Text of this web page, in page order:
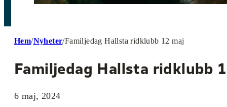
Hem/Nyheter/Familjedag Hallsta ridklubb 12 maj
Familjedag Hallsta ridklubb
6 maj, 2024